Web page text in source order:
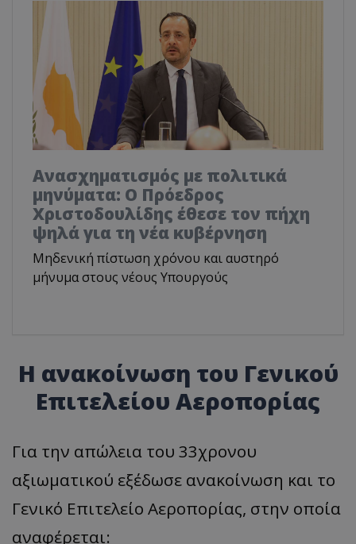
Ανασχηματισμός με πολιτικά
μηνύματα: Ο Πρόεδρος
Χριστοδουλίδης έθεσε τον πήχη
ψηλά για τη νέα κυβέρνηση
Μηδενική πίστωση χρόνου και αυστηρό
μήνυμα στους νέους Υπουργούς
Η ανακοίνωση του Γενικού
Επιτελείου Αεροπορίας
Για την απώλεια του 33χρονου
αξιωματικού εξέδωσε ανακοίνωση και το
Γενικό Επιτελείο Αεροπορίας, στην οποία
αναφέρεται: